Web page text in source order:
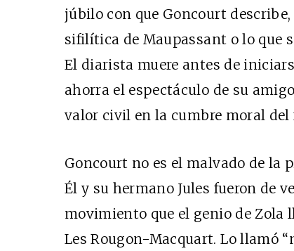
júbilo con que Goncourt
sifilítica de Maupassant o lo que
El diarista muere antes de
ahorra el espectáculo de su
valor civil en la cumbre moral del
Goncourt no es el malvado de la
Él y su hermano Jules fueron de
movimiento que el genio de Zola
Les Rougon-Macquart. Lo llamó